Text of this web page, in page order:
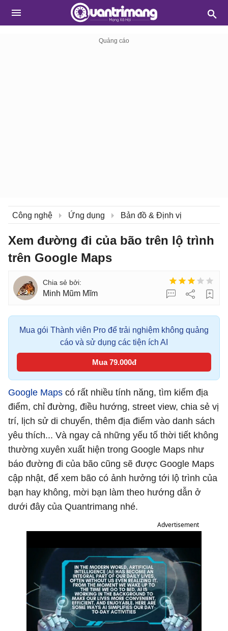
Công nghệ Ứng dụng Bản đồ & Định vị
Xem đường đi của bão trên lộ trình
trên Google Maps
Minh Mũm Mĩm
Mua gói Thành viên Pro để trải nghiệm không quảng
cáo và sử dụng các tiện ích AI
Mua 79.000đ
Google Maps có rất nhiều tính năng, tìm kiếm địa
điểm, chỉ đường, điều hướng, street view, chia sẻ vị
trí, lịch sử di chuyển, thêm địa điểm vào danh sách
yêu thích... Và ngay cả những yếu tố thời tiết không
thường xuyên xuất hiện trong Google Maps như
báo đường đi của bão cũng sẽ được Google Maps
cập nhật, để xem bão có ảnh hưởng tới lộ trình của
bạn hay không, mời bạn làm theo hướng dẫn ở
dưới đây của Quantrimang nhé.
Advertisement